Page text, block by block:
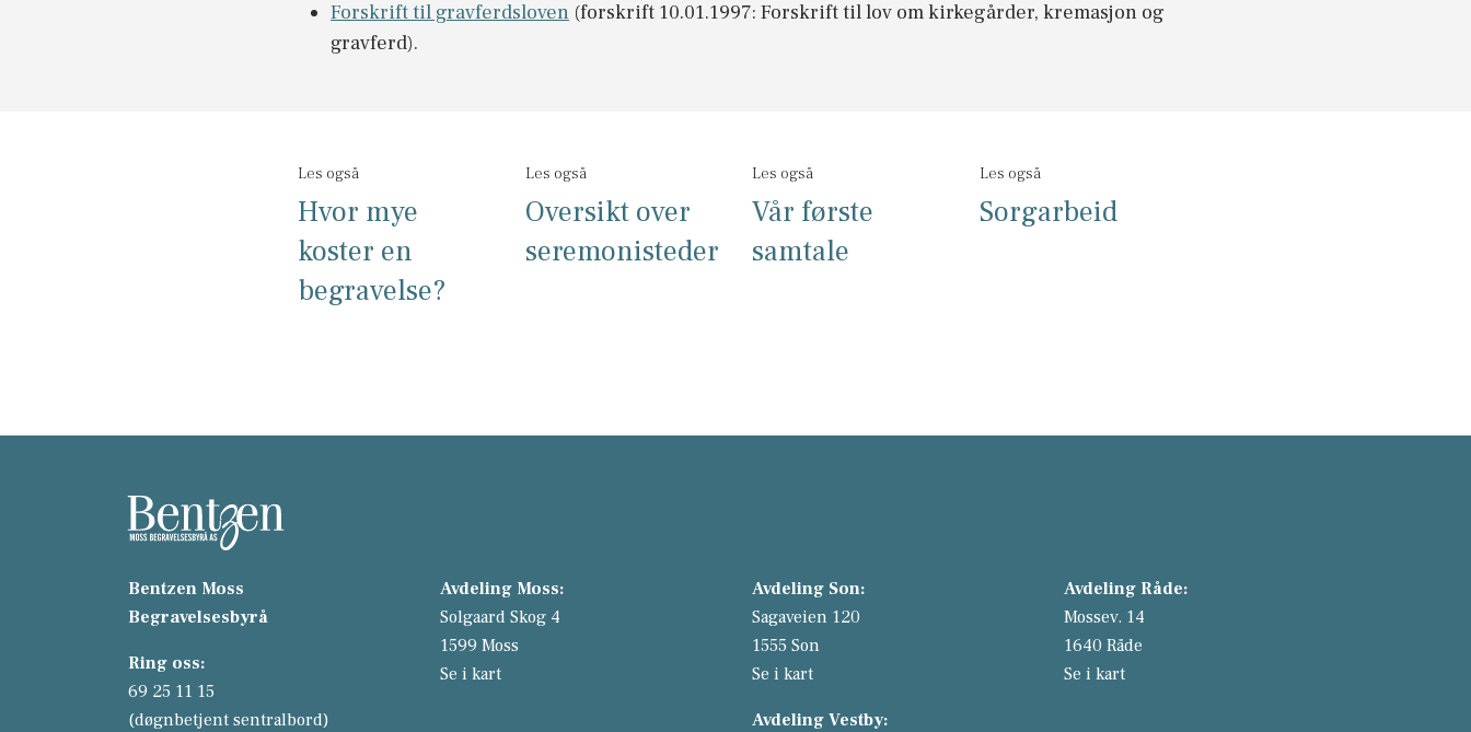
Forskrift til gravferdsloven (forskrift 10.01.1997: Forskrift til lov om kirkegårder, kremasjon og
gravferd).
Les også
Hvor mye
koster en
begravelse?
Les også
Oversikt over
seremonisteder
Les også
Vår første
samtale
Les også
Sorgarbeid
Bentzen Moss
Begravelsesbyrå
Ring oss:
69 25 11 15
(døgnbetjent sentralbord)
Avdeling Moss:
Solgaard Skog 4
1599 Moss
Se i kart
Avdeling Son:
Sagaveien 120
1555 Son
Se i kart
Avdeling Vestby:
Avdeling Råde:
Mossev. 14
1640 Råde
Se i kart